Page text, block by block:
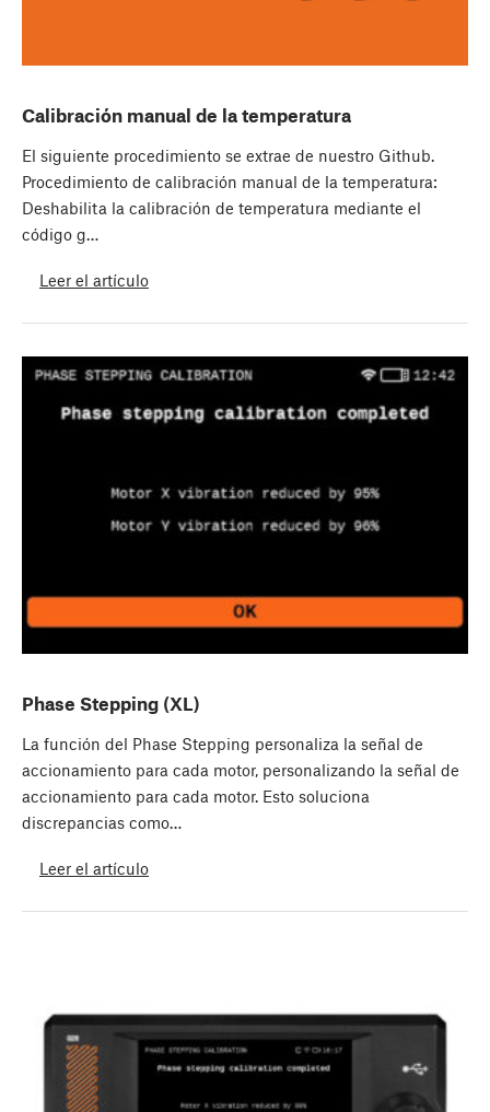
Calibración manual de la temperatura
El siguiente procedimiento se extrae de nuestro Github.
Procedimiento de calibración manual de la temperatura:
Deshabilita la calibración de temperatura mediante el
código g…
Leer el artículo
Phase Stepping (XL)
La función del Phase Stepping personaliza la señal de
accionamiento para cada motor, personalizando la señal de
accionamiento para cada motor. Esto soluciona
discrepancias como…
Leer el artículo